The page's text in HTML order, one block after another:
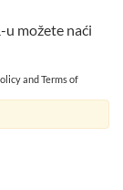
možete naći
andTerms of